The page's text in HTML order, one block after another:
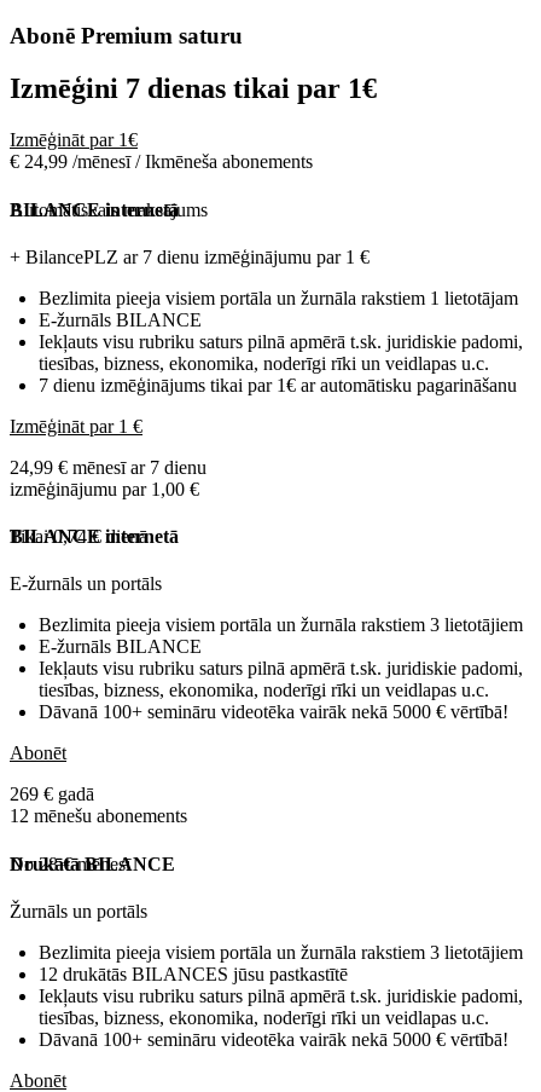
Abonē Premium saturu
Izmēģini 7 dienas tikai par 1€
Izmēģināt par 1€
€ 24,99 /mēnesī / Ikmēneša abonements
Automātiskais maksājums
BILANCE internetā
+ BilancePLZ ar 7 dienu izmēģinājumu par 1 €
Bezlimita pieeja visiem portāla un žurnāla rakstiem 1 lietotājam
E-žurnāls BILANCE
Iekļauts visu rubriku saturs pilnā apmērā t.sk. juridiskie padomi,
tiesības, bizness, ekonomika, noderīgi rīki un veidlapas u.c.
7 dienu izmēģinājums tikai par 1€ ar automātisku pagarināšanu
Izmēģināt par 1 €
24,99 € mēnesī ar 7 dienu
izmēģinājumu par 1,00 €
Tikai 0,74 € dienā
BILANCE internetā
E-žurnāls un portāls
Bezlimita pieeja visiem portāla un žurnāla rakstiem 3 lietotājiem
E-žurnāls BILANCE
Iekļauts visu rubriku saturs pilnā apmērā t.sk. juridiskie padomi,
tiesības, bizness, ekonomika, noderīgi rīki un veidlapas u.c.
Dāvanā 100+ semināru videotēka vairāk nekā 5000 € vērtībā!
Abonēt
269 € gadā
12 mēnešu abonements
No 28 € mēnesī
Drukātā BILANCE
Žurnāls un portāls
Bezlimita pieeja visiem portāla un žurnāla rakstiem 3 lietotājiem
12 drukātās BILANCES jūsu pastkastītē
Iekļauts visu rubriku saturs pilnā apmērā t.sk. juridiskie padomi,
tiesības, bizness, ekonomika, noderīgi rīki un veidlapas u.c.
Dāvanā 100+ semināru videotēka vairāk nekā 5000 € vērtībā!
Abonēt